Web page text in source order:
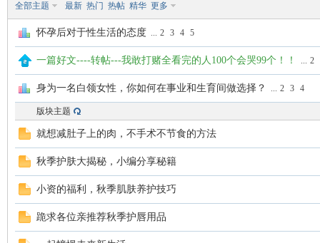
全部主题 最新 热门 热帖 精华 更多
怀孕后对于性生活的态度 ... 2 3 4 5
一篇好文----转帖---我敢打赌全看完的人100个会哭99个！！ ... 2
身为一名白领女性，你如何在事业和生育间做选择？ ... 2 3 4
版块主题
就想减肚子上的肉，不手术不节食的方法
秋季护肤大揭秘，小编分享秘籍
小资的福利，秋季肌肤养护技巧
跪求各位亲推荐秋季护唇用品